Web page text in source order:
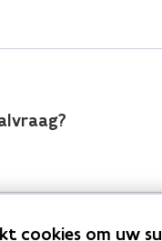
cookies om uw